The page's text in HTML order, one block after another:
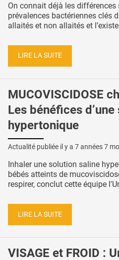
On connait déjà les
prévalences bactériennes clés
allaités et non allaités et
LIRE LA SUITE
MUCOVISCIDOSE
Les bénéfices
hypertonique
Actualité publiée il y a 7 années 7
Inhaler une solution saline
bébés atteints de
respirer, conclut cette équipe
LIRE LA SUITE
VISAGE et FROID :